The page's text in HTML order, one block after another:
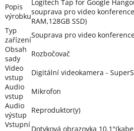
Popis
výrobku
Logitech Tap for Google
souprava pro video
RAM,128GB SSD)
Typ
zařízení
Souprava pro video
Obsah
sady
Rozbočovač
Video
vstup
Digitální videokamera -
Audio
vstup
Mikrofon
Audio
výstup
Reproduktor(y)
VstupníDotyková obrazovka